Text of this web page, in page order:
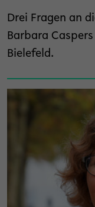
Drei Fragen an
Barbara
Bielefeld.